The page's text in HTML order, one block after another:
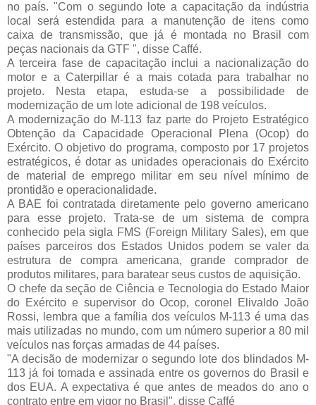
no país. "Com o segundo lote a capacitação da indústria
local será estendida para a manutenção de itens como
caixa de transmissão, que já é montada no Brasil com
peças nacionais da GTF ", disse Caffé.
A terceira fase de capacitação inclui a nacionalização do
motor e a Caterpillar é a mais cotada para trabalhar no
projeto. Nesta etapa, estuda-se a possibilidade de
modernização de um lote adicional de 198 veículos.
A modernização do M-113 faz parte do Projeto Estratégico
Obtenção da Capacidade Operacional Plena (Ocop) do
Exército. O objetivo do programa, composto por 17 projetos
estratégicos, é dotar as unidades operacionais do Exército
de material de emprego militar em seu nível mínimo de
prontidão e operacionalidade.
A BAE foi contratada diretamente pelo governo americano
para esse projeto. Trata-se de um sistema de compra
conhecido pela sigla FMS (Foreign Military Sales), em que
países parceiros dos Estados Unidos podem se valer da
estrutura de compra americana, grande comprador de
produtos militares, para baratear seus custos de aquisição.
O chefe da seção de Ciência e Tecnologia do Estado Maior
do Exército e supervisor do Ocop, coronel Elivaldo João
Rossi, lembra que a família dos veículos M-113 é uma das
mais utilizadas no mundo, com um número superior a 80 mil
veículos nas forças armadas de 44 países.
"A decisão de modernizar o segundo lote dos blindados M-
113 já foi tomada e assinada entre os governos do Brasil e
dos EUA. A expectativa é que antes de meados do ano o
contrato entre em vigor no Brasil", disse Caffé